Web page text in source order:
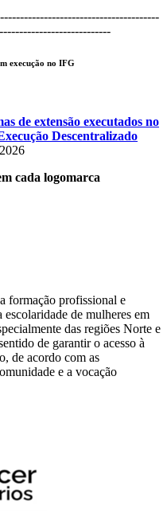
execução no IFG
de extensão executados no
Descentralizado
cada logomarca
formação profissional e
de mulheres em
das regiões Norte e
de garantir o acesso à
de acordo com as
e a vocação